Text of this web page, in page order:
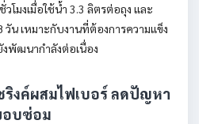
วโมงเมื่อใช้น้ำ 3.3 ลิตรต่อถุง และ
วัน เหมาะกับงานที่ต้องการความแข็ง
พัฒนากำลังต่อเนื่อง
งค์ผสมไฟเบอร์ ลดปัญหา
อบซ่อม